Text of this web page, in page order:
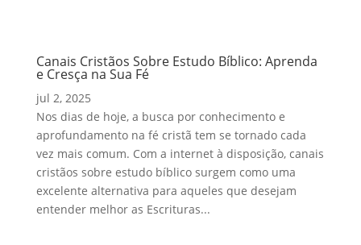
Canais Cristãos Sobre Estudo Bíblico: Aprenda
e Cresça na Sua Fé
jul 2, 2025
Nos dias de hoje, a busca por conhecimento e
aprofundamento na fé cristã tem se tornado cada
vez mais comum. Com a internet à disposição, canais
cristãos sobre estudo bíblico surgem como uma
excelente alternativa para aqueles que desejam
entender melhor as Escrituras...